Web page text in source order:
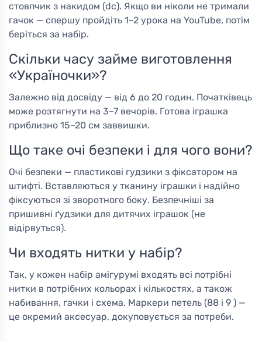
стовпчик з накидом (dc). Якщо ви ніколи не тримали
гачок — спершу пройдіть 1–2 урока на YouTube, потім
беріться за набір.
Скільки часу займе виготовлення
«Україночки»?
Залежно від досвіду — від 6 до 20 годин. Початківець
може розтягнути на 3–7 вечорів. Готова іграшка
приблизно 15–20 см заввишки.
Що таке очі безпеки і для чого вони?
Очі безпеки — пластикові гудзики з фіксатором на
штифті. Вставляються у тканину іграшки і надійно
фіксуються зі зворотного боку. Безпечніші за
пришивні ґудзики для дитячих іграшок (не
відірвуться).
Чи входять нитки у набір?
Так, у кожен набір амігурумі входять всі потрібні
нитки в потрібних кольорах і кількостях, а також
набивання, гачки і схема. Маркери петель (88 і 9 ) —
це окремий аксесуар, докуповується за потреби.